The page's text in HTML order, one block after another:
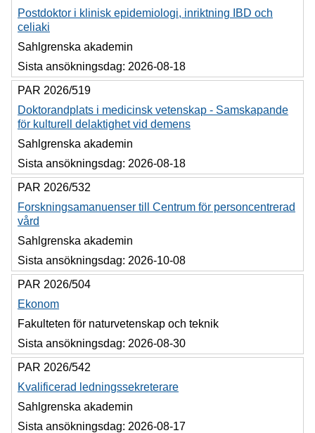
Postdoktor i klinisk epidemiologi, inriktning IBD och
celiaki
Sahlgrenska akademin
Sista ansökningsdag: 2026-08-18
PAR 2026/519
Doktorandplats i medicinsk vetenskap - Samskapande
för kulturell delaktighet vid demens
Sahlgrenska akademin
Sista ansökningsdag: 2026-08-18
PAR 2026/532
Forskningsamanuenser till Centrum för personcentrerad
vård
Sahlgrenska akademin
Sista ansökningsdag: 2026-10-08
PAR 2026/504
Ekonom
Fakulteten för naturvetenskap och teknik
Sista ansökningsdag: 2026-08-30
PAR 2026/542
Kvalificerad ledningssekreterare
Sahlgrenska akademin
Sista ansökningsdag: 2026-08-17